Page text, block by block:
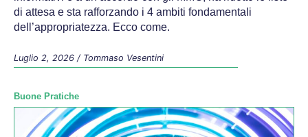
di attesa e sta rafforzando i 4 ambiti fondamentali
dell’appropriatezza. Ecco come.
Luglio 2, 2026 / Tommaso Vesentini
Buone Pratiche